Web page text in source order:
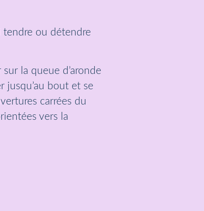
tendre ou détendre
la queue d’aronde
jusqu’au bout et se
carrées du
vers la